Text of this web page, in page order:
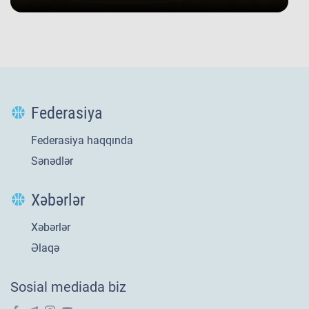
Yeni
​U-20 millimizin
Federasiya
Federasiya haqqında
Sənədlər
Xəbərlər
Xəbərlər
Əlaqə
Sosial mediada biz